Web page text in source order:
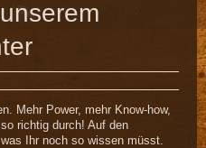
Mehr Power, mehr Know-how,
richtig durch! Auf den
Ihr noch so wissen müsst.